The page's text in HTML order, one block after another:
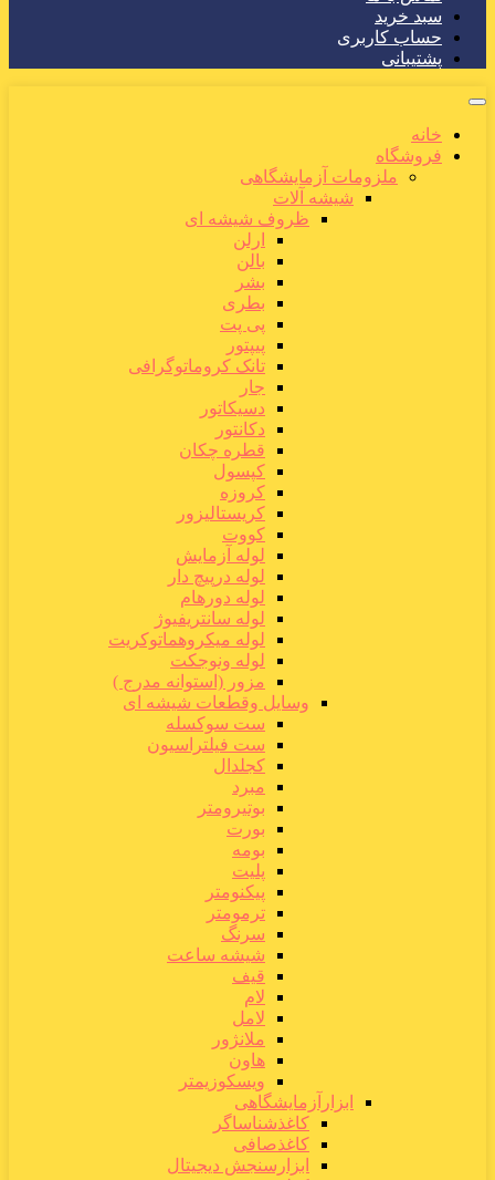
سبد خرید
حساب کاربری
پشتیبانی
خانه
فروشگاه
ملزومات آزمایشگاهی
شیشه آلات
ظروف شیشه ای
ارلن
بالن
بشر
بطری
پی پت
پیپتور
تانک کروماتوگرافی
جار
دسیکاتور
دکانتور
قطره چکان
کپسول
کروزه
کریستالیزور
کووت
لوله آزمایش
لوله درپیچ دار
لوله دورهام
لوله سانتریفیوژ
لوله میکروهماتوکریت
لوله ونوجکت
مزور (استوانه مدرج )
وسایل وقطعات شیشه ای
ست سوکسله
ست فیلتراسیون
کجلدال
مبرد
بوتیرومتر
بورت
بومه
پلیت
پیکنومتر
ترمومتر
سرنگ
شیشه ساعت
قیف
لام
لامل
ملانژور
هاون
ویسکوزیمتر
ابزارآزمایشگاهی
کاغذشناساگر
کاغذصافی
ابزارسنجش دیجیتال